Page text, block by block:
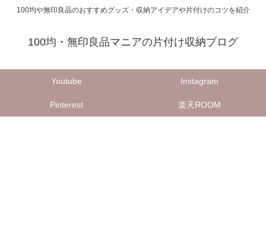
100均や無印良品のおすすめグッズ・収納アイデアや片付けのコツを紹介
100均・無印良品マニアの片付け収納ブログ
Youtube Instagram
Pinterest 楽天ROOM